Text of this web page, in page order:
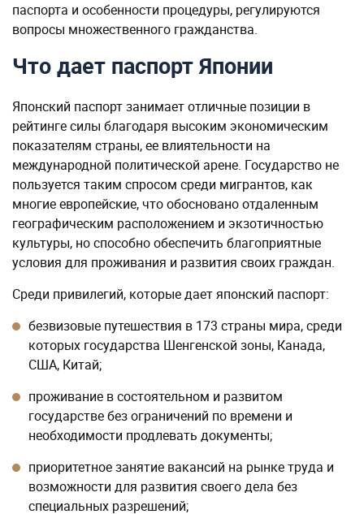
паспорта и особенности процедуры, регулируются
вопросы множественного гражданства.
Что дает паспорт Японии
Японский паспорт занимает отличные позиции в
рейтинге силы благодаря высоким экономическим
показателям страны, ее влиятельности на
международной политической арене. Государство не
пользуется таким спросом среди мигрантов, как
многие европейские, что обосновано отдаленным
географическим расположением и экзотичностью
культуры, но способно обеспечить благоприятные
условия для проживания и развития своих граждан.
Среди привилегий, которые дает японский паспорт:
безвизовые путешествия в 173 страны мира, среди
которых государства Шенгенской зоны, Канада,
США, Китай;
проживание в состоятельном и развитом
государстве без ограничений по времени и
необходимости продлевать документы;
приоритетное занятие вакансий на рынке труда и
возможности для развития своего дела без
специальных разрешений;